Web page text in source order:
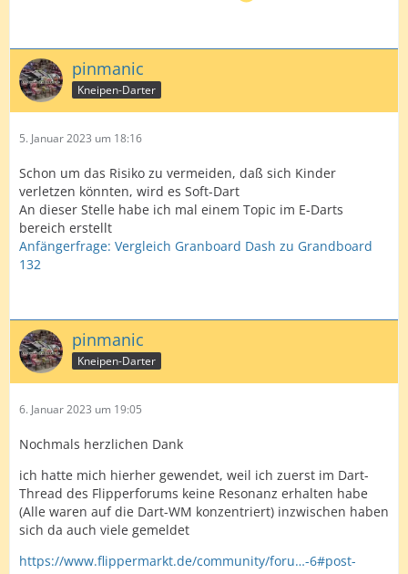
pinmanic
Kneipen-Darter
5. Januar 2023 um 18:16
Schon um das Risiko zu vermeiden, daß sich Kinder
verletzen könnten, wird es Soft-Dart
An dieser Stelle habe ich mal einem Topic im E-Darts
bereich erstellt
Anfängerfrage: Vergleich Granboard Dash zu Grandboard
132
pinmanic
Kneipen-Darter
6. Januar 2023 um 19:05
Nochmals herzlichen Dank
ich hatte mich hierher gewendet, weil ich zuerst im Dart-
Thread des Flipperforums keine Resonanz erhalten habe
(Alle waren auf die Dart-WM konzentriert) inzwischen haben
sich da auch viele gemeldet
https://www.flippermarkt.de/community/foru…-6#post-